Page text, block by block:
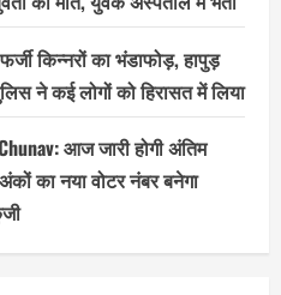
किन्नरों का भंडाफोड़, हापुड़
ने कई लोगों को हिरासत में लिया
आज जारी होगी अंतिम
का नया वोटर नंबर बनेगा